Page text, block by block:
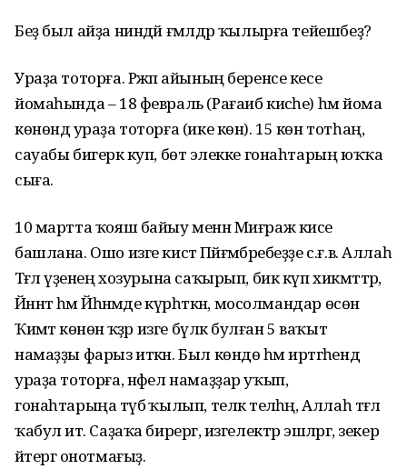
Беҙ был айҙа ниндәй ғәмәлдәр ҡылырға тейешбеҙ?
Ураҙа тоторға. Рәжәп айының беренсе кесе
йомаһында – 18 февраль (Рағаиб кисәһе) һәм йома
көнөндә ураҙа тоторға (ике көн). 15 көн тотһаң,
сауабы бигерәк куп, бөтә элекке гонаһтарың юҡҡа
сыға.
10 мартта ҡояш байыу менән Миғраж кисе
башлана. Ошо изге кистә Пәйғәмбәребеҙҙе с.ғ.в. Аллаһ
Тәғәлә үҙенең хозурына саҡырып, бик күп хикмәттәр,
Йәннәт һәм Йәһәнәмде күрһәткән, мосолмандар өсөн
Ҡиәмәт көнөнә ҡәҙәр изге бүләк булған 5 ваҡыт
намаҙҙы фарыз иткән. Был көндө һәм иртәгәһендә
ураҙа тоторға, нәфел намаҙҙар уҡып,
гонаһтарыңа тәүбә ҡылып, теләк теләһәң, Аллаһ тәғәлә
ҡабул итә. Саҙаҡа бирергә, изгелектәр эшләргә, зекер
әйтергә онотмағыҙ.